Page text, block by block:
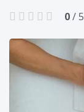
0/ 5